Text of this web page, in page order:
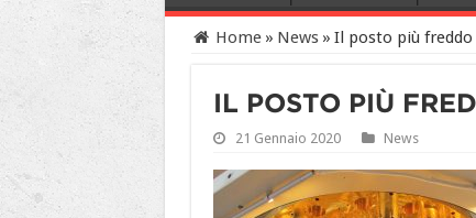
Home » News » Il posto più freddo
IL POSTO PIÙ
21 Gennaio 2020 News